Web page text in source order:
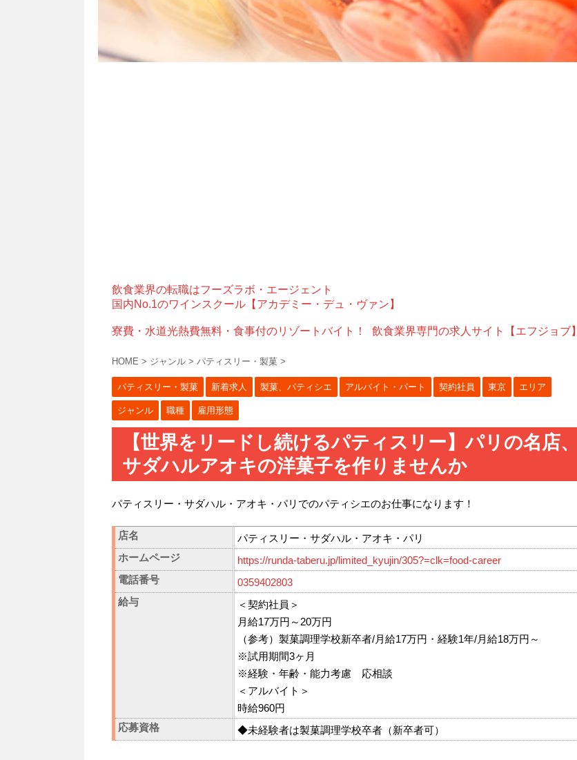
飲食業界の転職はフーズラボ・エージェント
国内No.1のワインスクール【アカデミー・デュ・ヴァン】
寮費・水道光熱費無料・食事付のリゾートバイト！ 飲食業界専門の求人サイト【エフジョブ】
HOME > ジャンル > パティスリー・製菓 >
パティスリー・製菓 新着求人 製菓、パティシエ アルバイト・パート 契約社員 東京 エリア
ジャンル 職種 雇用形態
【世界をリードし続けるパティスリー】パリの名店、
サダハルアオキの洋菓子を作りませんか
パティスリー・サダハル・アオキ・パリでのパティシエのお仕事になります！
店名
パティスリー・サダハル・アオキ・パリ
ホームページ
https://runda-taberu.jp/limited_kyujin/305?=clk=food-career
電話番号
0359402803
給与
＜契約社員＞
月給17万円～20万円
（参考）製菓調理学校新卒者/月給17万円・経験1年/月給18万円～
※試用期間3ヶ月
※経験・年齢・能力考慮 応相談
＜アルバイト＞
時給960円
応募資格
◆未経験者は製菓調理学校卒者（新卒者可）